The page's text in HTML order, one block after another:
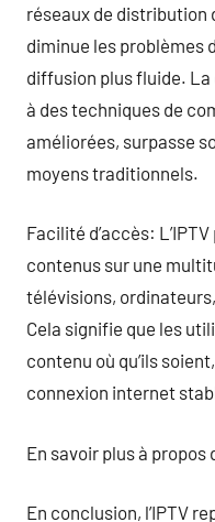
réseaux de distribution
diminue les problèmes
diffusion plus fluide.
à des techniques de
améliorées, surpasse
moyens traditionnels.
Facilité d’accès:
contenus sur une
télévisions,
Cela signifie que les
contenu où qu’ils
connexion internet
En savoir plus à propos
En conclusion, l’IPTV